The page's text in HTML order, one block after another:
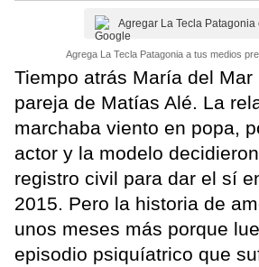
Agregar La Tecla Patagonia
Agrega La Tecla Patagonia a tus medios
Tiempo atrás María del
pareja de Matías Alé. La
marchaba viento en popa,
actor y la modelo
registro civil para dar el sí
2015. Pero la historia de
unos meses más porque
episodio psiquíatrico que